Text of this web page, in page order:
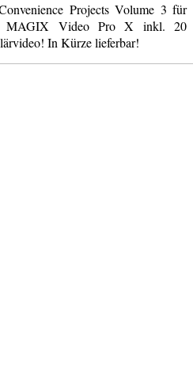
Projects Volume 3 für
MAGIX Video Pro X inkl. 20
In Kürze lieferbar!